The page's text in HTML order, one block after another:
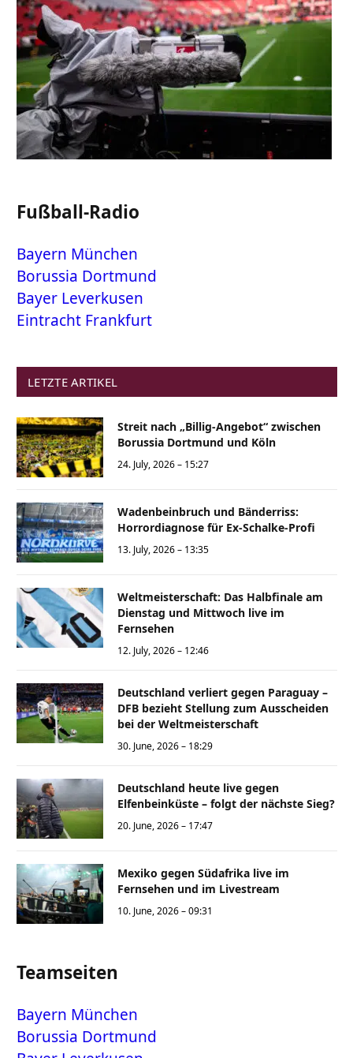
Fußball-Radio
Bayern München
Borussia Dortmund
Bayer Leverkusen
Eintracht Frankfurt
LETZTE ARTIKEL
Streit nach „Billig-Angebot“ zwischen
Borussia Dortmund und Köln
24. July, 2026 – 15:27
Wadenbeinbruch und Bänderriss:
Horrordiagnose für Ex-Schalke-Profi
13. July, 2026 – 13:35
Weltmeisterschaft: Das Halbfinale am
Dienstag und Mittwoch live im
Fernsehen
12. July, 2026 – 12:46
Deutschland verliert gegen Paraguay –
DFB bezieht Stellung zum Ausscheiden
bei der Weltmeisterschaft
30. June, 2026 – 18:29
Deutschland heute live gegen
Elfenbeinküste – folgt der nächste Sieg?
20. June, 2026 – 17:47
Mexiko gegen Südafrika live im
Fernsehen und im Livestream
10. June, 2026 – 09:31
Teamseiten
Bayern München
Borussia Dortmund